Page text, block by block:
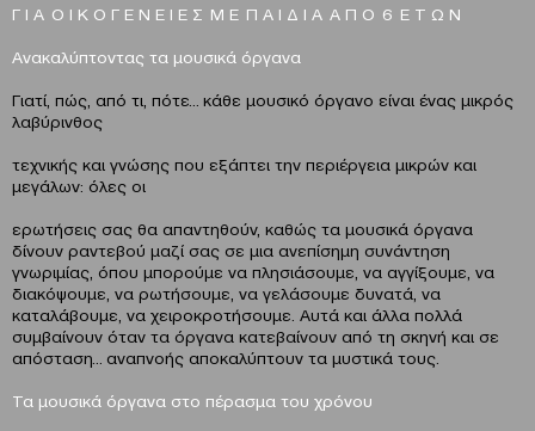
Γ Ι Α Ο Ι Κ Ο Γ Ε Ν Ε Ι Ε Σ Μ Ε Π Α Ι Δ Ι Α Α Π Ο 6 Ε Τ Ω Ν
Ανακαλύπτοντας τα μουσικά όργανα
Γιατί, πώς, από τι, πότε… κάθε μουσικό όργανο είναι ένας μικρός
λαβύρινθος
τεχνικής και γνώσης που εξάπτει την περιέργεια μικρών και
μεγάλων: όλες οι
ερωτήσεις σας θα απαντηθούν, καθώς τα μουσικά όργανα
δίνουν ραντεβού μαζί σας σε μια ανεπίσημη συνάντηση
γνωριμίας, όπου μπορούμε να πλησιάσουμε, να αγγίξουμε, να
διακόψουμε, να ρωτήσουμε, να γελάσουμε δυνατά, να
καταλάβουμε, να χειροκροτήσουμε. Αυτά και άλλα πολλά
συμβαίνουν όταν τα όργανα κατεβαίνουν από τη σκηνή και σε
απόσταση… αναπνοής αποκαλύπτουν τα μυστικά τους.
Τα μουσικά όργανα στο πέρασμα του χρόνου